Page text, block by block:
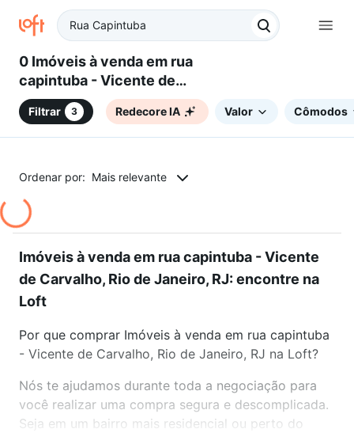
0 Imóveis à venda em rua
capintuba - Vicente de
Carvalho, Rio de Janeiro, RJ
Filtrar 3 Redecore IA Valor Cômodos
Ordenar por: Mais relevante
Imóveis à venda em rua capintuba - Vicente
de Carvalho, Rio de Janeiro, RJ: encontre na
Loft
Por que comprar Imóveis à venda em rua capintuba
- Vicente de Carvalho, Rio de Janeiro, RJ na Loft?
Nós te ajudamos durante toda a negociação para
você realizar uma compra segura e descomplicada.
Seja em um bairro mais residencial ou perto do